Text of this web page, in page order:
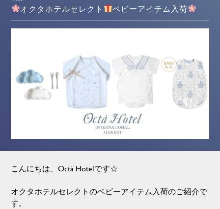
オクタホテルセレクト ベビーアイテム入荷
こんにちは、Octà Hotelです☆
オクタホテルセレクトのベビーアイテム入荷のご紹介で
す。